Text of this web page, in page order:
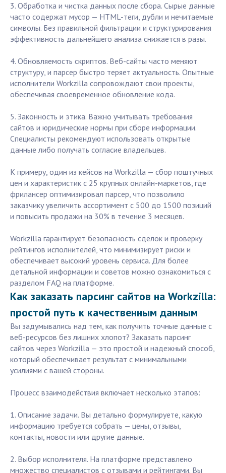
3. Обработка и чистка данных после сбора. Сырые данные
часто содержат мусор — HTML-теги, дубли и нечитаемые
символы. Без правильной фильтрации и структурирования
эффективность дальнейшего анализа снижается в разы.
4. Обновляемость скриптов. Веб-сайты часто меняют
структуру, и парсер быстро теряет актуальность. Опытные
исполнители Workzilla сопровождают свои проекты,
обеспечивая своевременное обновление кода.
5. Законность и этика. Важно учитывать требования
сайтов и юридические нормы при сборе информации.
Специалисты рекомендуют использовать открытые
данные либо получать согласие владельцев.
К примеру, один из кейсов на Workzilla — сбор поштучных
цен и характеристик с 25 крупных онлайн-маркетов, где
фрилансер оптимизировал парсер, что позволило
заказчику увеличить ассортимент с 500 до 1500 позиций
и повысить продажи на 30% в течение 3 месяцев.
Workzilla гарантирует безопасность сделок и проверку
рейтингов исполнителей, что минимизирует риски и
обеспечивает высокий уровень сервиса. Для более
детальной информации и советов можно ознакомиться с
разделом FAQ на платформе.
Как заказать парсинг сайтов на Workzilla:
простой путь к качественным данным
Вы задумывались над тем, как получить точные данные с
веб-ресурсов без лишних хлопот? Заказать парсинг
сайтов через Workzilla — это простой и надежный способ,
который обеспечивает результат с минимальными
усилиями с вашей стороны.
Процесс взаимодействия включает несколько этапов:
1. Описание задачи. Вы детально формулируете, какую
информацию требуется собрать — цены, отзывы,
контакты, новости или другие данные.
2. Выбор исполнителя. На платформе представлено
множество специалистов с отзывами и рейтингами. Вы